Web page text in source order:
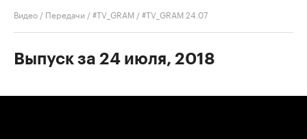
Видео / Передачи /#TV_GRAM /#TV_GRAM 24.07
Выпуск за 24 июля, 2018